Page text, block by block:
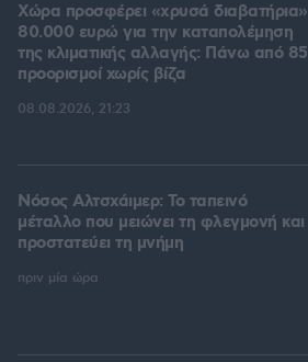
Χώρα προσφέρει «χρυσά διαβατήρια»
80.000 ευρώ για την καταπολέμηση
της κλιματικής αλλαγής: Πάνω από 85
προορισμοί χωρίς βίζα
08.08.2026, 21:23
Νόσος Αλτσχάιμερ: Το ταπεινό
μέταλλο που μειώνει τη φλεγμονή και
προστατεύει τη μνήμη
πριν μία ώρα